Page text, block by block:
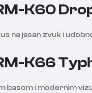
K60
na jasan zvuk i
K66
basom i modernim